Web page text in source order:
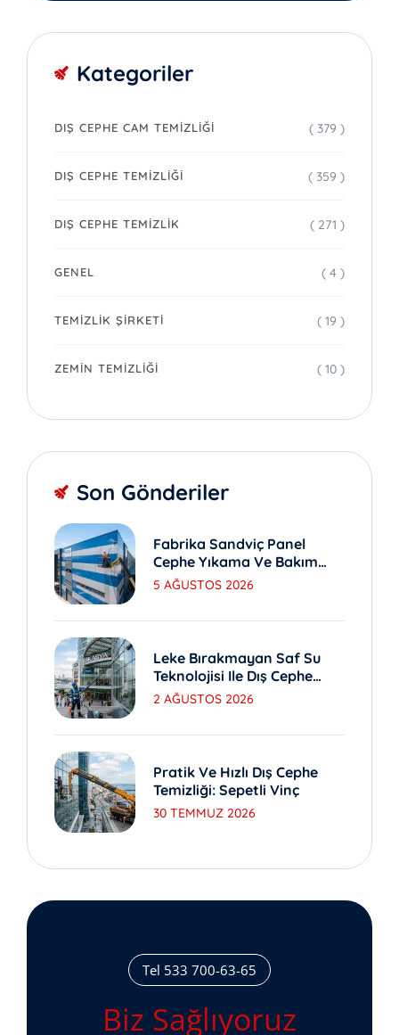
Kategoriler
DIŞ CEPHE CAM TEMIZLIĞI ( 379 )
DIŞ CEPHE TEMIZLIĞI ( 359 )
DIŞ CEPHE TEMIZLIK ( 271 )
GENEL ( 4 )
TEMIZLIK ŞIRKETI ( 19 )
ZEMIN TEMIZLIĞI ( 10 )
Son Gönderiler
Fabrika Sandviç Panel
Cephe Yıkama Ve Bakım
Yöntemleri
5 AĞUSTOS 2026
Leke Bırakmayan Saf Su
Teknolojisi Ile Dış Cephe
Yıkama
2 AĞUSTOS 2026
Pratik Ve Hızlı Dış Cephe
Temizliği: Sepetli Vinç
30 TEMMUZ 2026
Tel 533 700-63-65
Biz Sağlıyoruz